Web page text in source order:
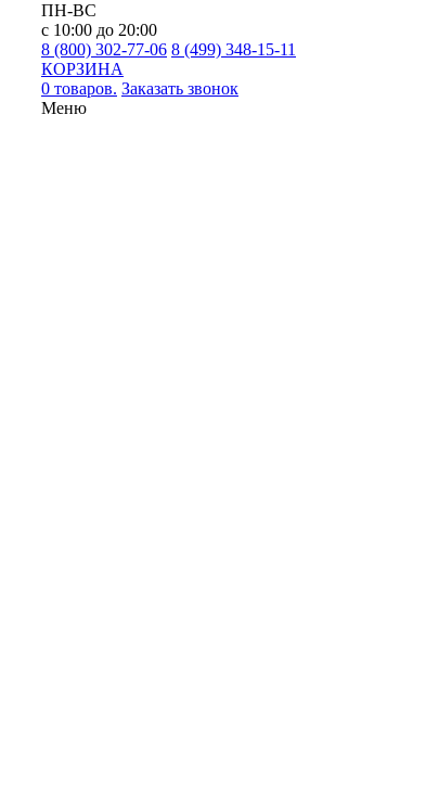
ПН-ВС
с 10:00 до 20:00
8 (800) 302-77-06 8 (499) 348-15-11
КОРЗИНА
0 товаров. Заказать звонок
Меню